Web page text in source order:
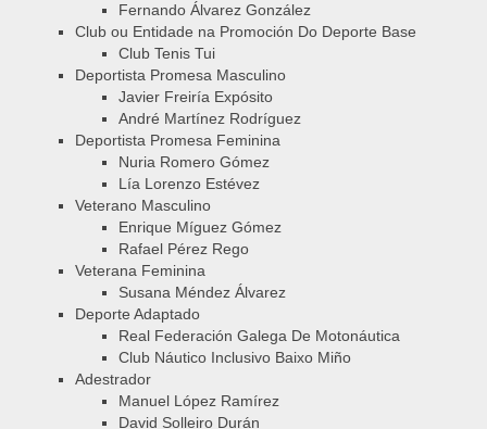
Fernando Álvarez González
Club ou Entidade na Promoción Do Deporte Base
Club Tenis Tui
Deportista Promesa Masculino
Javier Freiría Expósito
André Martínez Rodríguez
Deportista Promesa Feminina
Nuria Romero Gómez
Lía Lorenzo Estévez
Veterano Masculino
Enrique Míguez Gómez
Rafael Pérez Rego
Veterana Feminina
Susana Méndez Álvarez
Deporte Adaptado
Real Federación Galega De Motonáutica
Club Náutico Inclusivo Baixo Miño
Adestrador
Manuel López Ramírez
David Solleiro Durán